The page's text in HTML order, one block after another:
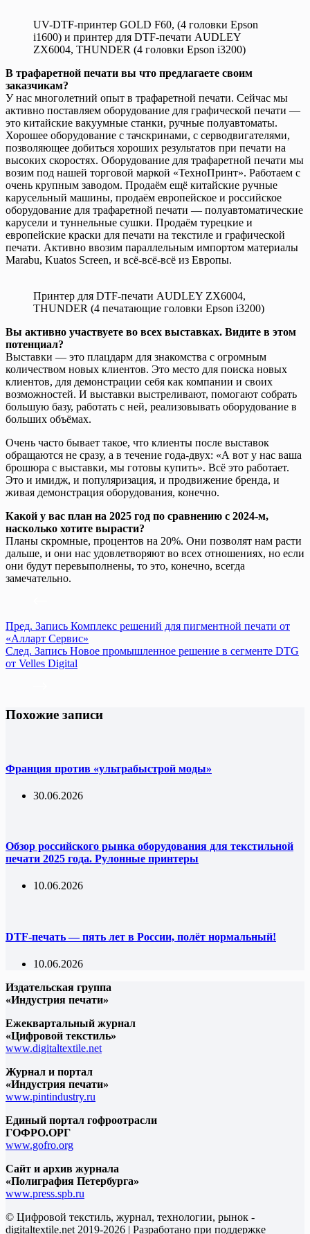
UV-DTF-принтер GOLD F60, (4 головки Epson
i1600) и принтер для DTF-печати AUDLEY
ZX6004, THUNDER (4 головки Epson i3200)
В трафаретной печати вы что предлагаете своим
заказчикам?
У нас многолетний опыт в трафаретной печати. Сейчас мы
активно поставляем оборудование для графической печати —
это китайские вакуумные станки, ручные полуавтоматы.
Хорошее оборудование с тачскринами, с серводвигателями,
позволяющее добиться хороших результатов при печати на
высоких скоростях. Оборудование для трафаретной печати мы
возим под нашей торговой маркой «ТехноПринт». Работаем с
очень крупным заводом. Продаём ещё китайские ручные
карусельный машины, продаём европейское и российское
оборудование для трафаретной печати — полуавтоматические
карусели и туннельные сушки. Продаём турецкие и
европейские краски для печати на текстиле и графической
печати. Активно ввозим параллельным импортом материалы
Marabu, Kuatos Screen, и всё-всё-всё из Европы.
Принтер для DTF-печати AUDLEY ZX6004,
THUNDER (4 печатающие головки Epson i3200)
Вы активно участвуете во всех выставках. Видите в этом
потенциал?
Выставки — это плацдарм для знакомства с огромным
количеством новых клиентов. Это место для поиска новых
клиентов, для демонстрации себя как компании и своих
возможностей. И выставки выстреливают, помогают собрать
большую базу, работать с ней, реализовывать оборудование в
больших объёмах.
Очень часто бывает такое, что клиенты после выставок
обращаются не сразу, а в течение года-двух: «А вот у нас ваша
брошюра с выставки, мы готовы купить». Всё это работает.
Это и имидж, и популяризация, и продвижение бренда, и
живая демонстрация оборудования, конечно.
Какой у вас план на 2025 год по сравнению с 2024-м,
насколько хотите вырасти?
Планы скромные, процентов на 20%. Они позволят нам расти
дальше, и они нас удовлетворяют во всех отношениях, но если
они будут перевыполнены, то это, конечно, всегда
замечательно.
Пред. Запись Комплекс решений для пигментной печати от
«Алларт Сервис»
След. Запись Новое промышленное решение в сегменте DTG
от Velles Digital
Похожие записи
Франция против «ультрабыстрой моды»
30.06.2026
Обзор российского рынка оборудования для текстильной
печати 2025 года. Рулонные принтеры
10.06.2026
DTF-печать — пять лет в России, полёт нормальный!
10.06.2026
Издательская группа
«Индустрия печати»
Ежеквартальный журнал
«Цифровой текстиль»
www.digitaltextile.net
Журнал и портал
«Индустрия печати»
www.pintindustry.ru
Единый портал гофроотрасли
ГОФРО.ОРГ
www.gofro.org
Сайт и архив журнала
«Полиграфия Петербурга»
www.press.spb.ru
© Цифровой текстиль, журнал, технологии, рынок -
digitaltextile.net 2019-2026 | Разработано при поддержке